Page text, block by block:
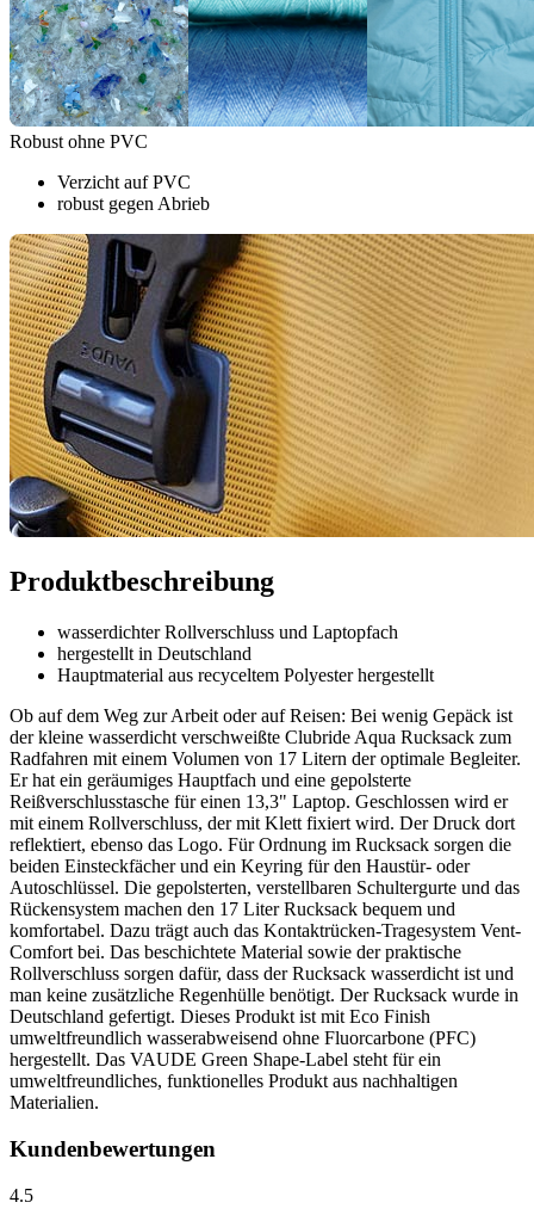
Robust ohne PVC
Verzicht auf PVC
robust gegen Abrieb
Produktbeschreibung
wasserdichter Rollverschluss und Laptopfach
hergestellt in Deutschland
Hauptmaterial aus recyceltem Polyester hergestellt
Ob auf dem Weg zur Arbeit oder auf Reisen: Bei wenig Gepäck ist
der kleine wasserdicht verschweißte Clubride Aqua Rucksack zum
Radfahren mit einem Volumen von 17 Litern der optimale Begleiter.
Er hat ein geräumiges Hauptfach und eine gepolsterte
Reißverschlusstasche für einen 13,3" Laptop. Geschlossen wird er
mit einem Rollverschluss, der mit Klett fixiert wird. Der Druck dort
reflektiert, ebenso das Logo. Für Ordnung im Rucksack sorgen die
beiden Einsteckfächer und ein Keyring für den Haustür- oder
Autoschlüssel. Die gepolsterten, verstellbaren Schultergurte und das
Rückensystem machen den 17 Liter Rucksack bequem und
komfortabel. Dazu trägt auch das Kontaktrücken-Tragesystem Vent-
Comfort bei. Das beschichtete Material sowie der praktische
Rollverschluss sorgen dafür, dass der Rucksack wasserdicht ist und
man keine zusätzliche Regenhülle benötigt. Der Rucksack wurde in
Deutschland gefertigt. Dieses Produkt ist mit Eco Finish
umweltfreundlich wasserabweisend ohne Fluorcarbone (PFC)
hergestellt. Das VAUDE Green Shape-Label steht für ein
umweltfreundliches, funktionelles Produkt aus nachhaltigen
Materialien.
Kundenbewertungen
4.5